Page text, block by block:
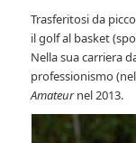
Trasferitosi da
il golf al basket
Nella sua carriera
professionismo (nel
Amateurnel 2013.